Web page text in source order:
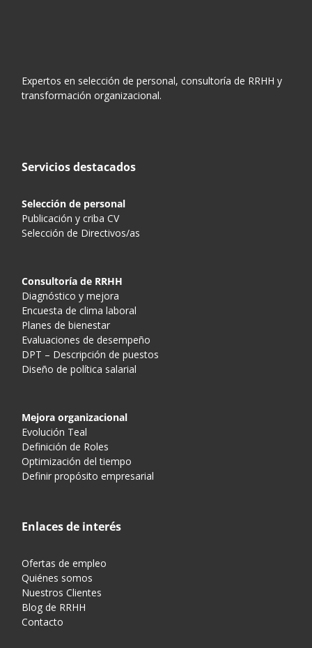
Expertos en selección de personal, consultoría de RRHH y
transformación organizacional.
Servicios destacados
Selección de personal
Publicación y criba CV
Selección de Directivos/as
Consultoría de RRHH
Diagnóstico y mejora
Encuesta de clima laboral
Planes de bienestar
Evaluaciones de desempeño
DPT – Descripción de puestos
Diseño de política salarial
Mejora organizacional
Evolución Teal
Definición de Roles
Optimización del tiempo
Definir propósito empresarial
Enlaces de interés
Ofertas de empleo
Quiénes somos
Nuestros Clientes
Blog de RRHH
Contacto